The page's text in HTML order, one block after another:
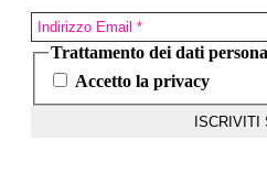
Trattamento dei dati
Accetto la privacy